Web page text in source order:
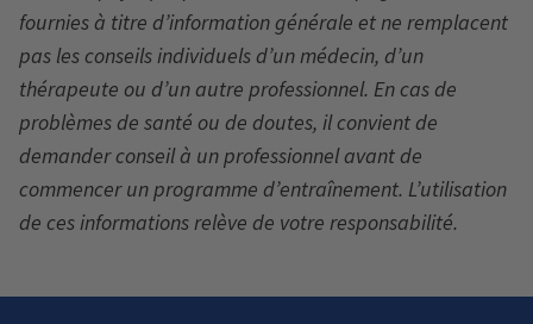
fournies à titre d’information générale et ne remplacent
pas les conseils individuels d’un médecin, d’un
thérapeute ou d’un autre professionnel. En cas de
problèmes de santé ou de doutes, il convient de
demander conseil à un professionnel avant de
commencer un programme d’entraînement. L’utilisation
de ces informations relève de votre responsabilité.